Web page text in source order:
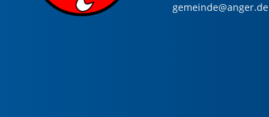
gemeinde@anger.de